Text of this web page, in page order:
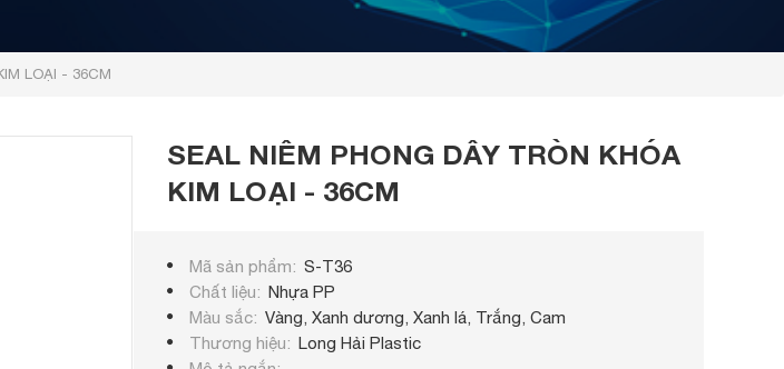
LOẠI - 36CM
SEAL NIÊM PHONG DÂY TRÒN KHÓA
KIM LOẠI - 36CM
Mã sản phẩm
S-T36
Chất liệu
Nhựa PP
Màu sắc
Vàng, Xanh dương, Xanh lá, Trắng, Cam
Thương hiệu
Long Hải Plastic